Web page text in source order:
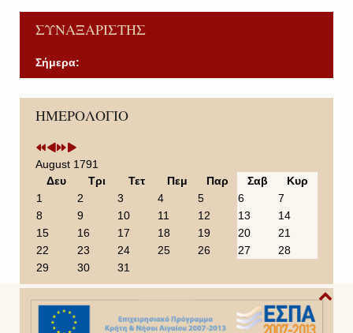
ΣΥΝΑΞΑΡΙΣΤΗΣ
Σήμερα:
ΗΜΕΡΟΛΟΓΙΟ
P
r
v
i
u
e
a
r
P
r
v
i
o
o
n
t
h
N
e
t
Y
e
N
e
t
M
August 1791
Δευ
Τρι Τετ Πεμ Παρ Σαβ
Κυρ
1
2 3 4 5 6
7
8
9 10 11 12 13
14
15
16 17 18 19 20
21
22
23 24 25 26 27
28
29
30 31